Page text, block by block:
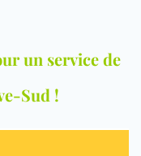
un service de
Sud !